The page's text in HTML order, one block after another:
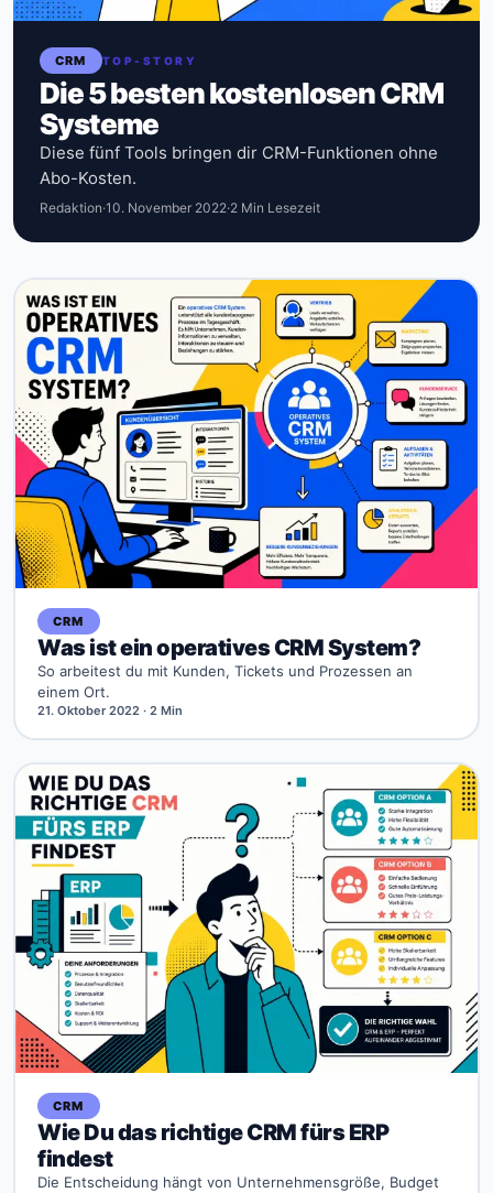
CRM TOP-STORY
Die 5 besten kostenlosen CRM
Systeme
Diese fünf Tools bringen dir CRM-Funktionen ohne
Abo-Kosten.
Redaktion·10. November 2022·2 Min Lesezeit
CRM
Was ist ein operatives CRM System?
So arbeitest du mit Kunden, Tickets und Prozessen an
einem Ort.
21. Oktober 2022 · 2 Min
CRM
Wie Du das richtige CRM fürs ERP
findest
Die Entscheidung hängt von Unternehmensgröße, Budget